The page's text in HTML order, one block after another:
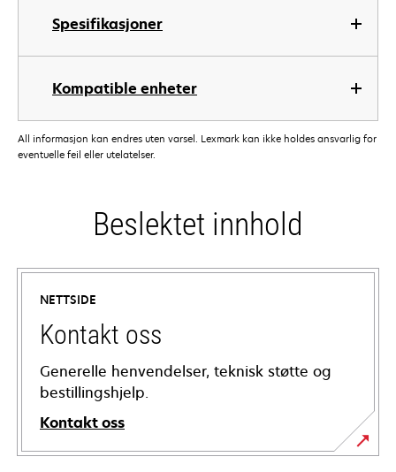
Spesifikasjoner
Kompatible enheter
All informasjon kan endres uten varsel. Lexmark kan ikke holdes ansvarlig for
eventuelle feil eller utelatelser.
Beslektet innhold
NETTSIDE
Kontakt oss
Generelle henvendelser, teknisk støtte og
bestillingshjelp.
Kontakt oss